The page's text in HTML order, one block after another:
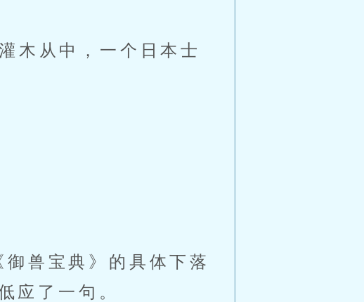
木从中，一个日本士
兽宝典》的具体下落
应了一句。